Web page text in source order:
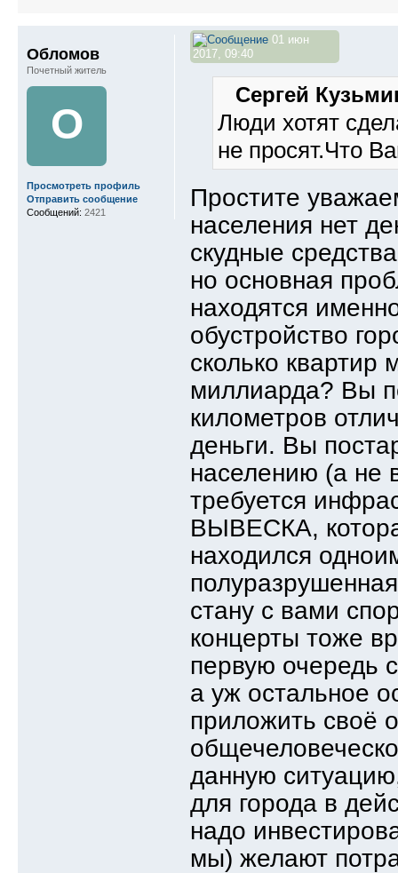
01 июн
2017, 09:40
Сергей
Люди хотят
не просят.Что
Простите
населения нет
скудные
но основная
находятся
обустройство
сколько
миллиарда? Вы
километров
деньги. Вы
населению (а не
требуется
ВЫВЕСКА,
находился
стану с вами
концерты тоже
первую очередь
а уж остальное
приложить своё
данную
для города в
надо
мы) желают
Обломов
Почетный житель
О
Просмотреть профиль
Отправить сообщение
Сообщений: 2421